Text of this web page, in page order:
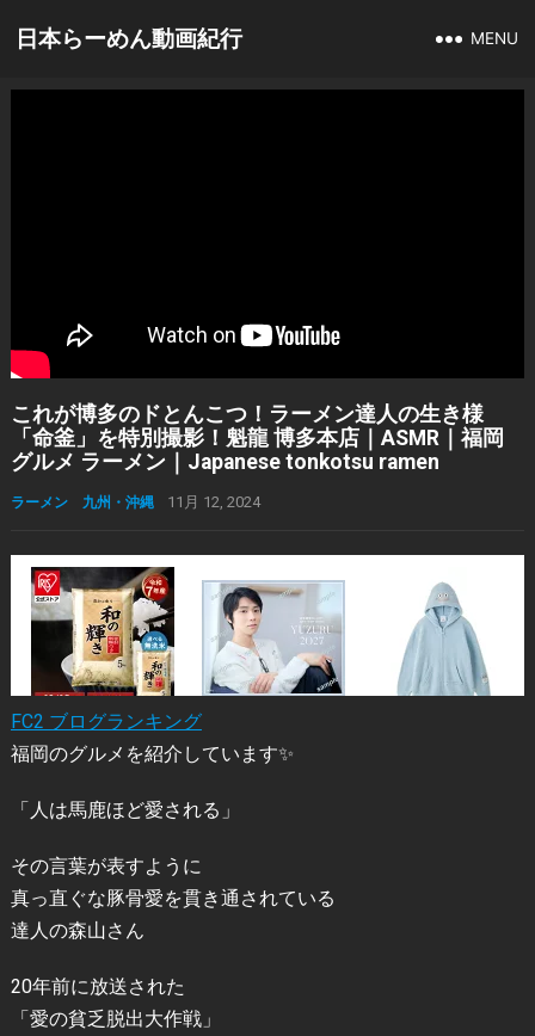
日本らーめん動画紀行 MENU
これが博多のドとんこつ！ラーメン達人の生き様
「命釜」を特別撮影！魁龍 博多本店｜ASMR｜福岡
グルメ ラーメン｜Japanese tonkotsu ramen
ラーメン 九州・沖縄 11月 12, 2024
FC2 ブログランキング
福岡のグルメを紹介しています✨
「人は馬鹿ほど愛される」
その言葉が表すように
真っ直ぐな豚骨愛を貫き通されている
達人の森山さん
20年前に放送された
「愛の貧乏脱出大作戦」